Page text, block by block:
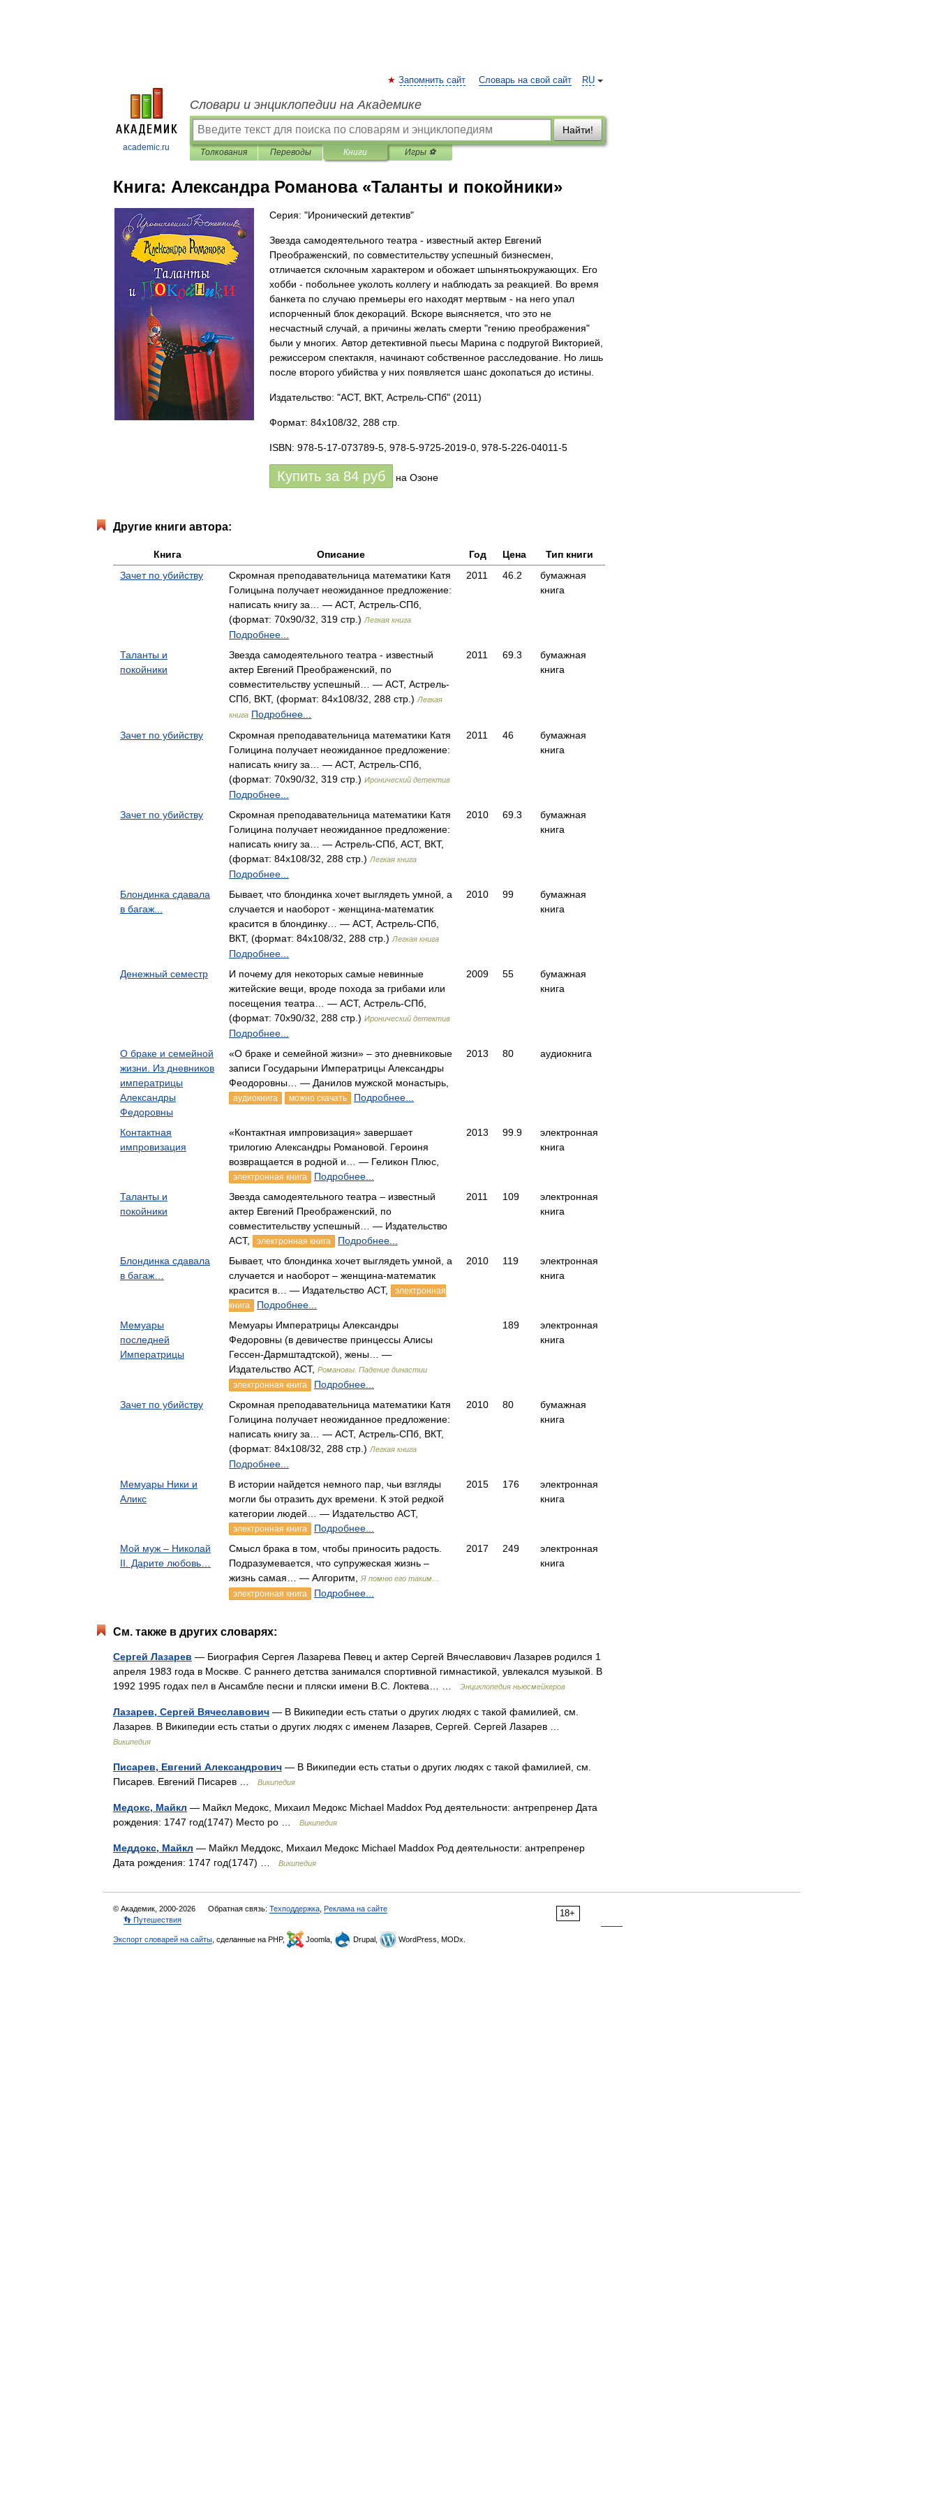
academic.ru
RU
Запомнить сайт Словарь на свой сайт
Словари и энциклопедии на Академике
Найти!
Толкования Переводы Книги Игры ⚽
Книга: Александра Романова «Таланты и покойники»
Серия: "Иронический детектив"
Звезда самодеятельного театра - известный актер Евгений
Преображенский, по совместительству успешный бизнесмен,
отличается склочным характером и обожает шпынятьокружающих. Его
хобби - побольнее уколоть коллегу и наблюдать за реакцией. Во время
банкета по случаю премьеры его находят мертвым - на него упал
испорченный блок декораций. Вскоре выясняется, что это не
несчастный случай, а причины желать смерти "гению преображения"
были у многих. Автор детективной пьесы Марина с подругой Викторией,
режиссером спектакля, начинают собственное расследование. Но лишь
после второго убийства у них появляется шанс докопаться до истины.
Издательство: "АСТ, ВКТ, Астрель-СПб" (2011)
Формат: 84x108/32, 288 стр.
ISBN: 978-5-17-073789-5, 978-5-9725-2019-0, 978-5-226-04011-5
Купить за 84 руб на Озоне
Другие книги автора:
Книга Описание Год Цена
Тип книги
Зачет по убийству
Скромная преподавательница математики Катя
Голицына получает неожиданное предложение:
написать книгу за… — АСТ, Астрель-СПб,
(формат: 70x90/32, 319 стр.) Легкая книга
Подробнее...
2011 46.2
бумажная
книга
Таланты и
покойники
Звезда самодеятельного театра - известный
актер Евгений Преображенский, по
совместительству успешный… — АСТ, Астрель-
СПб, ВКТ, (формат: 84x108/32, 288 стр.) Легкая
книга Подробнее...
2011 69.3
бумажная
книга
Зачет по убийству
Скромная преподавательница математики Катя
Голицина получает неожиданное предложение:
написать книгу за… — АСТ, Астрель-СПб,
(формат: 70x90/32, 319 стр.) Иронический детектив
Подробнее...
2011 46
бумажная
книга
Зачет по убийству
Скромная преподавательница математики Катя
Голицина получает неожиданное предложение:
написать книгу за… — Астрель-СПб, АСТ, ВКТ,
(формат: 84x108/32, 288 стр.) Легкая книга
Подробнее...
2010 69.3
бумажная
книга
Блондинка сдавала
в багаж...
Бывает, что блондинка хочет выглядеть умной, а
случается и наоборот - женщина-математик
красится в блондинку… — АСТ, Астрель-СПб,
ВКТ, (формат: 84x108/32, 288 стр.) Легкая книга
Подробнее...
2010 99
бумажная
книга
Денежный семестр
И почему для некоторых самые невинные
житейские вещи, вроде похода за грибами или
посещения театра… — АСТ, Астрель-СПб,
(формат: 70x90/32, 288 стр.) Иронический детектив
Подробнее...
2009 55
бумажная
книга
О браке и семейной
жизни. Из дневников
императрицы
Александры
Федоровны
«О браке и семейной жизни» – это дневниковые
записи Государыни Императрицы Александры
Феодоровны… — Данилов мужской монастырь,
аудиокнига можно скачать Подробнее...
2013 80 аудиокнига
Контактная
импровизация
«Контактная импровизация» завершает
трилогию Александры Романовой. Героиня
возвращается в родной и… — Геликон Плюс,
электронная книга Подробнее...
2013 99.9
электронная
книга
Таланты и
покойники
Звезда самодеятельного театра – известный
актер Евгений Преображенский, по
совместительству успешный… — Издательство
АСТ,
электронная книга Подробнее...
2011 109
электронная
книга
Блондинка сдавала
в багаж…
Бывает, что блондинка хочет выглядеть умной, а
случается и наоборот – женщина-математик
красится в… — Издательство АСТ,
электронная
книга
Подробнее...
2010 119
электронная
книга
Мемуары
последней
Императрицы
Мемуары Императрицы Александры
Федоровны (в девичестве принцессы Алисы
Гессен-Дармштадтской), жены… —
Издательство АСТ, Романовы. Падение династии
электронная книга Подробнее...
189
электронная
книга
Зачет по убийству
Скромная преподавательница математики Катя
Голицина получает неожиданное предложение:
написать книгу за… — АСТ, Астрель-СПб, ВКТ,
(формат: 84x108/32, 288 стр.) Легкая книга
Подробнее...
2010 80
бумажная
книга
Мемуары Ники и
Аликс
В истории найдется немного пар, чьи взгляды
могли бы отразить дух времени. К этой редкой
категории людей… — Издательство АСТ,
электронная книга Подробнее...
2015 176
электронная
книга
Мой муж – Николай
II. Дарите любовь…
Смысл брака в том, чтобы приносить радость.
Подразумевается, что супружеская жизнь –
жизнь самая… — Алгоритм,
Я помню его таким…
электронная книга Подробнее...
2017 249
электронная
книга
См. также в других словарях:
Сергей Лазарев — Биография Сергея Лазарева Певец и актер Сергей Вячеславович Лазарев родился 1
апреля 1983 года в Москве. С раннего детства занимался спортивной гимнастикой, увлекался музыкой. В
1992 1995 годах пел в Ансамбле песни и пляски имени В.С. Локтева… …
Энциклопедия ньюсмейкеров
Лазарев, Сергей Вячеславович — В Википедии есть статьи о других людях с такой фамилией, см.
Лазарев. В Википедии есть статьи о других людях с именем Лазарев, Сергей. Сергей Лазарев …
Википедия
Писарев, Евгений Александрович — В Википедии есть статьи о других людях с такой фамилией, см.
Писарев. Евгений Писарев …
Википедия
Медокс, Майкл — Майкл Медокс, Михаил Медокс Michael Maddox Род деятельности: антрепренер Дата
рождения: 1747 год(1747) Место ро …
Википедия
Меддокс, Майкл — Майкл Меддокс, Михаил Медокс Michael Maddox Род деятельности: антрепренер
Дата рождения: 1747 год(1747) …
Википедия
18+
© Академик, 2000-2026 Обратная связь: Техподдержка Реклама на сайте
👣 Путешествия
Экспорт словарей на сайты , сделанные на PHP, Joomla, Drupal, WordPress, MODx.